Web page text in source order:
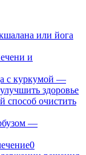
и
способ очистить
0